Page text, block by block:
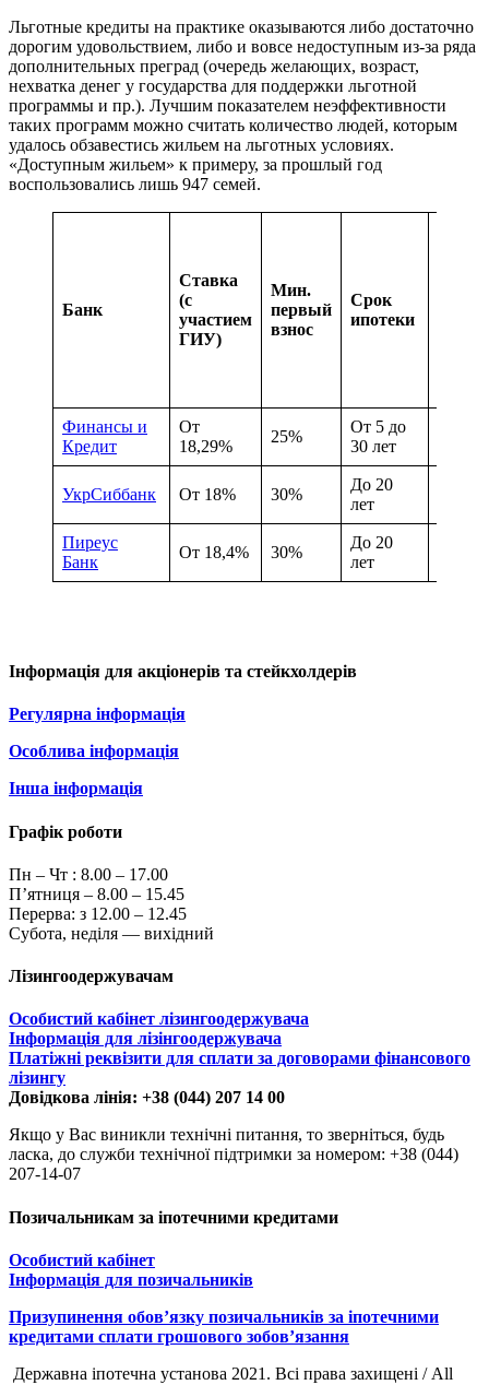
Льготные кредиты на практике оказываются либо достаточно
дорогим удовольствием, либо и вовсе недоступным из-за ряда
дополнительных преград (очередь желающих, возраст,
нехватка денег у государства для поддержки льготной
программы и пр.). Лучшим показателем неэффективности
таких программ можно считать количество людей, которым
удалось обзавестись жильем на льготных условиях.
«Доступным жильем» к примеру, за прошлый год
воспользовались лишь 947 семей.
Банк
Ставка
(с
участием
ГИУ)
Мин.
первый
взнос
Срок
ипотеки
Финансы и
Кредит
От
18,29%
25%
От 5 до
30 лет
УкрСиббанк От 18% 30%
До 20
лет
Пиреус
Банк
От 18,4% 30%
До 20
лет
Інформація для акціонерів та стейкхолдерів
Регулярна інформація
Особлива інформація
Інша інформація
Графік роботи
Пн – Чт : 8.00 – 17.00
П’ятниця – 8.00 – 15.45
Перерва: з 12.00 – 12.45
Субота, неділя — вихідний
Лізингоодержувачам
Особистий кабінет лізингоодержувача
Інформація для лізінгоодержувача
Платіжні реквізити для сплати за договорами фінансового
лізингу
Довідкова лінія: +38 (044) 207 14 00
Якщо у Вас виникли технічні питання, то зверніться, будь
ласка, до служби технічної підтримки за номером: +38 (044)
207-14-07
Позичальникам за іпотечними кредитами
Особистий кабінет
Інформація для позичальників
Призупинення обов’язку позичальників за іпотечними
кредитами сплати грошового зобов’язання
Державна іпотечна установа 2021. Всі права захищені / All